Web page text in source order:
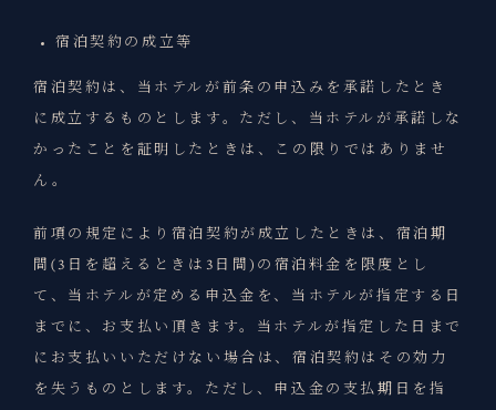
宿泊契約の成立等
宿泊契約は、当ホテルが前条の申込みを承諾したとき
に成立するものとします。ただし、当ホテルが承諾しな
かったことを証明したときは、この限りではありませ
ん。
前項の規定により宿泊契約が成立したときは、宿泊期
間(3日を超えるときは3日間)の宿泊料金を限度とし
て、当ホテルが定める申込金を、当ホテルが指定する日
までに、お支払い頂きます。当ホテルが指定した日まで
にお支払いいただけない場合は、宿泊契約はその効力
を失うものとします。ただし、申込金の支払期日を指